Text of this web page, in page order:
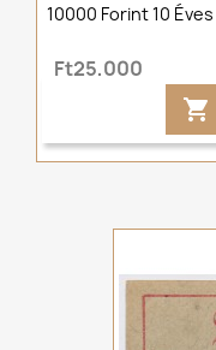
10000 Forint 10
Ft25,000
